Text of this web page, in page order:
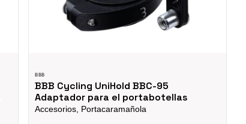
BBB
BBB Cycling UniHold BBC-95
Adaptador para el portabotellas
Accesorios, Portacaramañola